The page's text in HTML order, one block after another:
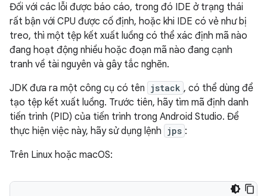
Đối với các lỗi được báo cáo, trong đó IDE ở trạng thái
rất bận với CPU được cố định, hoặc khi IDE có vẻ như bị
treo, thì một tệp kết xuất luồng có thể xác định mã nào
đang hoạt động nhiều hoặc đoạn mã nào đang cạnh
tranh về tài nguyên và gây tắc nghẽn.
JDK đưa ra một công cụ có tên jstack , có thể dùng để
tạo tệp kết xuất luồng. Trước tiên, hãy tìm mã định danh
tiến trình (PID) của tiến trình trong Android Studio. Để
thực hiện việc này, hãy sử dụng lệnh jps :
Trên Linux hoặc macOS: